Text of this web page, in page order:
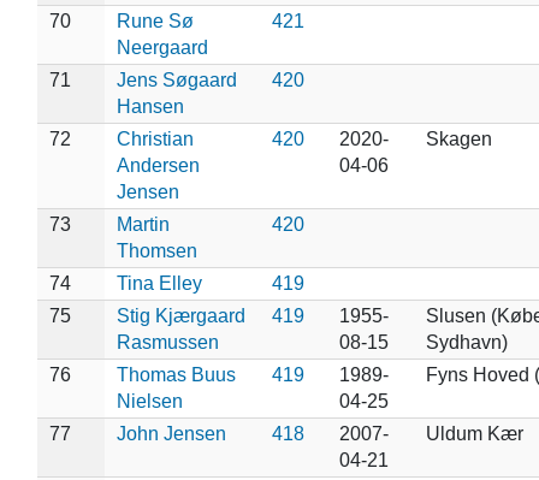
70
Rune Sø
Neergaard
421
71
Jens Søgaard
Hansen
420
72
Christian
Andersen
Jensen
420
2020-
04-06
Skagen
73
Martin
Thomsen
420
74 Tina Elley
419
75
Stig Kjærgaard
Rasmussen
419
1955-
08-15
Slusen
Sydhavn)
76
Thomas Buus
Nielsen
419
1989-
04-25
Fyns Hoved
77 John Jensen 418
2007-
04-21
Uldum Kær